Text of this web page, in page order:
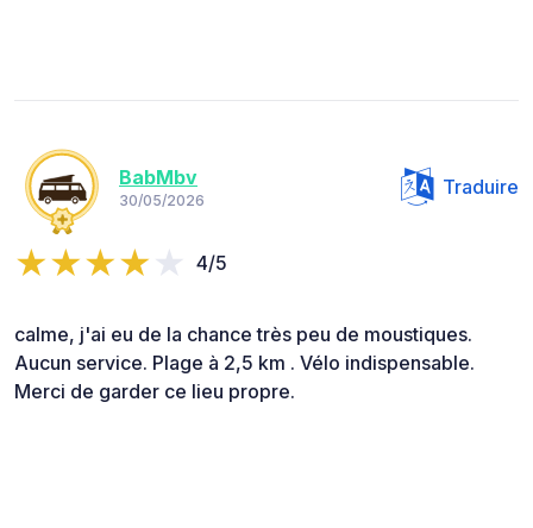
BabMbv
30/05/2026
Traduire
4/5
calme, j'ai eu de la chance très peu de moustiques.
Aucun service. Plage à 2,5 km . Vélo indispensable.
Merci de garder ce lieu propre.